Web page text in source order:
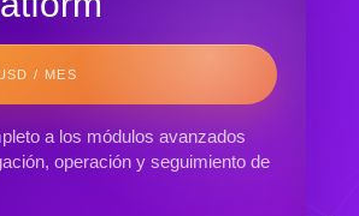
/ MES
a los módulos avanzados
operación y seguimiento de